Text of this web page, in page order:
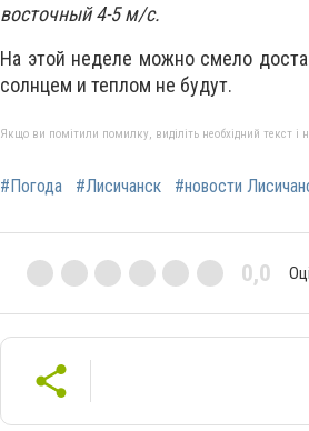
восточный 4-5 м/с.
На этой неделе можно смело
солнцем и теплом не будут.
Якщо ви помітили помилку, виділіть необхідний текст
#Погода #Лисичанск #новости
0,0